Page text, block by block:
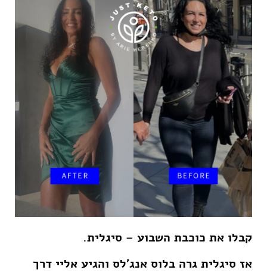
קבלו את כוכבת השבוע – סיגלית.
אז סיגלית גרה בלוס אנג’לס והגיע אליי דרך